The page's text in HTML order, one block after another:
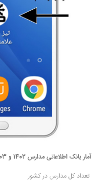
آمار بانک اطلاعاتی مدارس 1402 و 1403 و 1404 (لیست مدارس کشور)
تعداد کل مدارس در کشور